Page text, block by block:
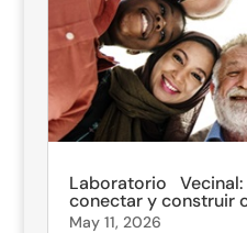
Laboratorio
conectar y construir
May 11, 2026